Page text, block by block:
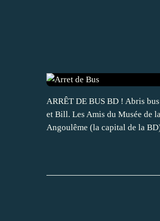
ARRÊT DE BUS BD ! Abris
et Bill. Les Amis du Musée de
Angoulême (la capital de la